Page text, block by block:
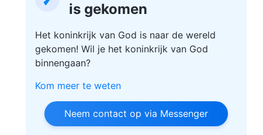
is gekomen
Het koninkrijk van God is naar de wereld
gekomen! Wil je het koninkrijk van God
binnengaan?
Kom meer te weten
Neem contact op via Messenger